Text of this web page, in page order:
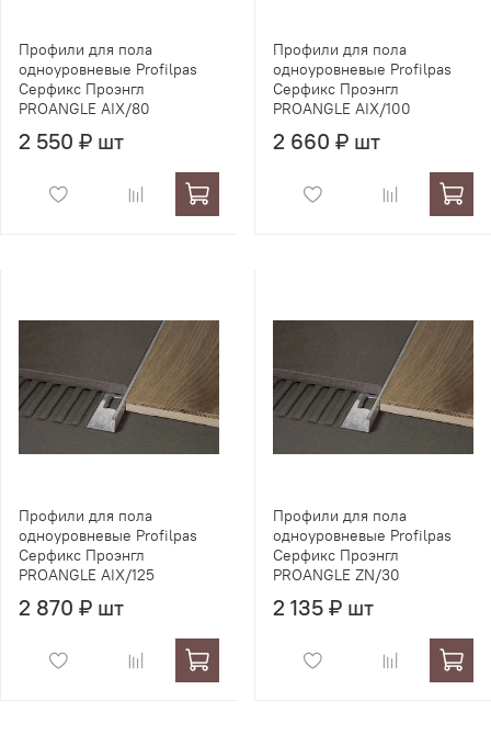
Профили для пола
одноуровневые Profilpas
Серфикс Проэнгл
PROANGLE AIX/80
2 550 ₽ шт
Профили для пола
одноуровневые Profilpas
Серфикс Проэнгл
PROANGLE AIX/100
2 660 ₽ шт
Профили для пола
одноуровневые Profilpas
Серфикс Проэнгл
PROANGLE AIX/125
2 870 ₽ шт
Профили для пола
одноуровневые Profilpas
Серфикс Проэнгл
PROANGLE ZN/30
2 135 ₽ шт